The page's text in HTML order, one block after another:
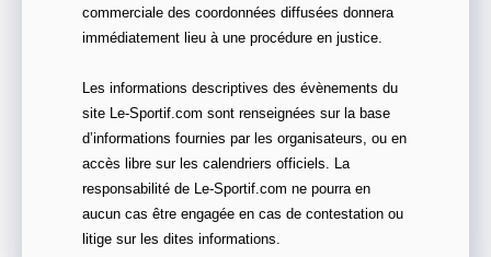
commerciale des coordonnées diffusées donnera
immédiatement lieu à une procédure en justice.
Les informations descriptives des évènements du
site Le-Sportif.com sont renseignées sur la base
d’informations fournies par les organisateurs, ou en
accès libre sur les calendriers officiels. La
responsabilité de Le-Sportif.com ne pourra en
aucun cas être engagée en cas de contestation ou
litige sur les dites informations.